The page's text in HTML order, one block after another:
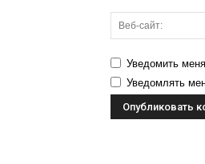
Уведомить
Уведомлять